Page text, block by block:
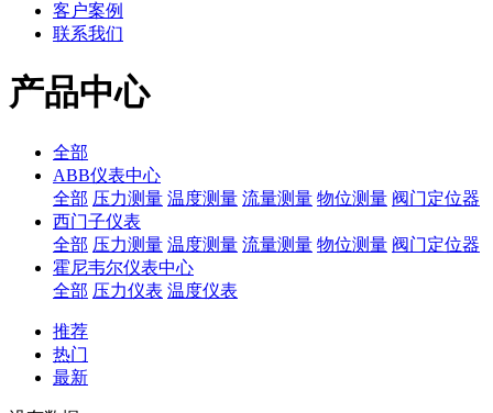
客户案例
联系我们
产品中心
全部
ABB仪表中心
全部 压力测量 温度测量 流量测量 物位测量 阀门定位器
西门子仪表
全部 压力测量 温度测量 流量测量 物位测量 阀门定位器
霍尼韦尔仪表中心
全部 压力仪表 温度仪表
推荐
热门
最新